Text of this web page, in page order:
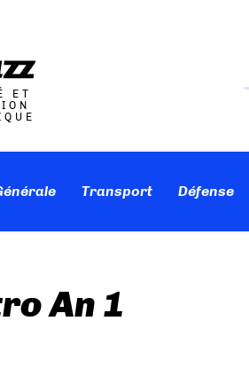
ET
Transport Défense
An 1